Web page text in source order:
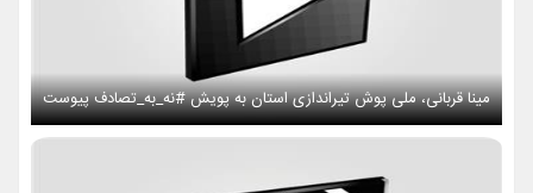
مینا قربانی، ملی پوش تیراندازی استان به پویش #نه_به_تصادف پیوست